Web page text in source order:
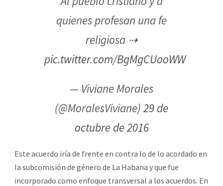
quienes profesan una fe
religiosa ⇢
pic.twitter.com/BgMgCUooWW
— Viviane Morales
(@MoralesViviane) 29 de
octubre de 2016
Este acuerdo iría de frente en contra lo de lo acordado en
la subcomisión de género de La Habana y que fue
incorporado como enfoque transversal a los acuerdos. En